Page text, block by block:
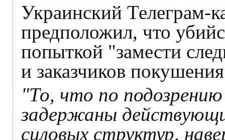
Украинский Телеграм-
предположил, что
попыткой "замести
и заказчиков
"То, что по
задержаны
силовых структур,